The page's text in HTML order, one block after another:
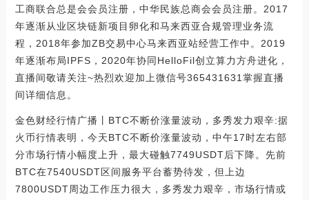
工商联合总是会会员注册，中华民族总商会会员注册。2017
年逐渐从业区块链新项目卵化和马来西亚合规管理业务流
程，2018年参加ZB交易中心马来西亚站经营工作中。2019
年逐渐布局IPFS，2020年协同HelloFil创立算力方舟进化，
直播间敬请关注~热烈欢迎加上微信号365431631掌握直播
间详细信息。
金色财经行情广播丨BTC不断价涨量波动，多秀发力艰辛:据
火币行情表明，今天BTC不断价涨量波动，中午17时左右部
分市场行情小幅度上升，最大碰触7749USDT后下降。先前
BTC在7540USDT区间服务平台蓄势待发，但上边
7800USDT周边工作压力很大，多秀发力艰辛，市场行情或